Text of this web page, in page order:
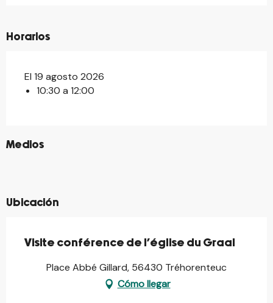
Horarios
El 19 agosto 2026
10:30 a 12:00
Medios
©
©
Ubicación
Visite conférence de l'église du Graal
Place Abbé Gillard, 56430 Tréhorenteuc
Cómo llegar